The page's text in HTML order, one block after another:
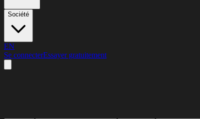
Société
EN
Se connecterEssayer gratuitement